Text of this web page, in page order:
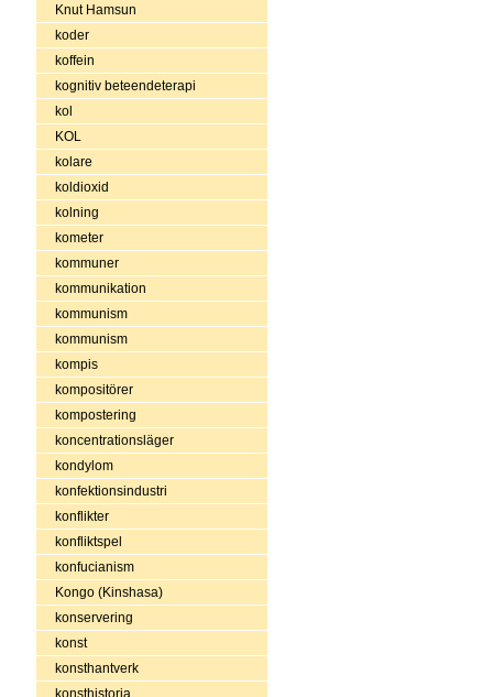
Knut Hamsun
koder
koffein
kognitiv beteendeterapi
kol
KOL
kolare
koldioxid
kolning
kometer
kommuner
kommunikation
kommunism
kommunism
kompis
kompositörer
kompostering
koncentrationsläger
kondylom
konfektionsindustri
konflikter
konfliktspel
konfucianism
Kongo (Kinshasa)
konservering
konst
konsthantverk
konsthistoria